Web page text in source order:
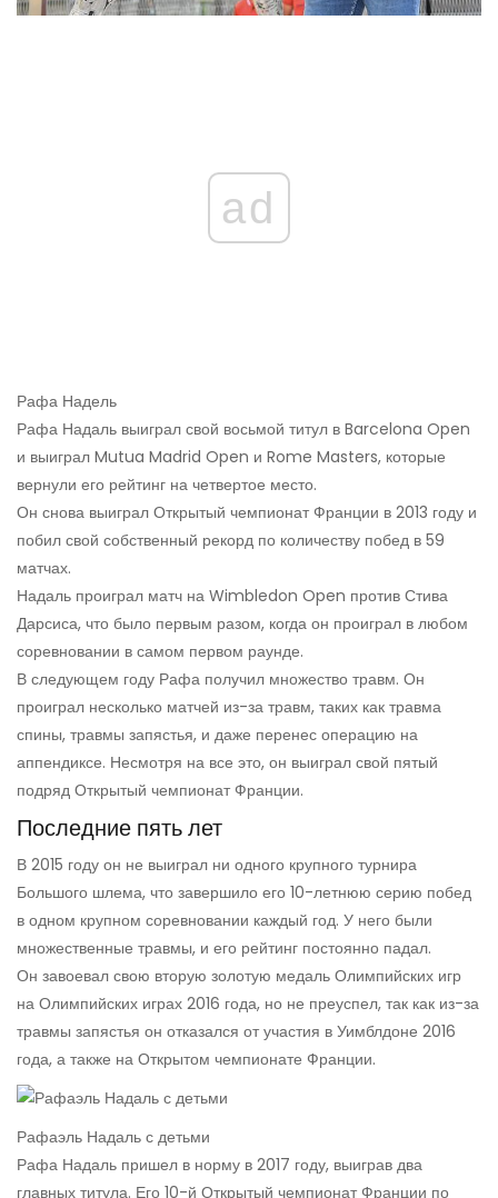
ad
Рафа Надель
Рафа Надаль выиграл свой восьмой титул в Barcelona Open
и выиграл Mutua Madrid Open и Rome Masters, которые
вернули его рейтинг на четвертое место.
Он снова выиграл Открытый чемпионат Франции в 2013 году и
побил свой собственный рекорд по количеству побед в 59
матчах.
Надаль проиграл матч на Wimbledon Open против Стива
Дарсиса, что было первым разом, когда он проиграл в любом
соревновании в самом первом раунде.
В следующем году Рафа получил множество травм. Он
проиграл несколько матчей из-за травм, таких как травма
спины, травмы запястья, и даже перенес операцию на
аппендиксе. Несмотря на все это, он выиграл свой пятый
подряд Открытый чемпионат Франции.
Последние пять лет
В 2015 году он не выиграл ни одного крупного турнира
Большого шлема, что завершило его 10-летнюю серию побед
в одном крупном соревновании каждый год. У него были
множественные травмы, и его рейтинг постоянно падал.
Он завоевал свою вторую золотую медаль Олимпийских игр
на Олимпийских играх 2016 года, но не преуспел, так как из-за
травмы запястья он отказался от участия в Уимблдоне 2016
года, а также на Открытом чемпионате Франции.
Рафаэль Надаль с детьми
Рафа Надаль пришел в норму в 2017 году, выиграв два
главных титула. Его 10-й Открытый чемпионат Франции по